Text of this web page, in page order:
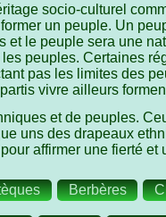
socio-culturel
un peuple. Un
le peuple sera une
peuples. Certaines
pas les limites des
vivre ailleurs
et de peuples.
uns des drapeaux
affirmer une fierté
Berbères